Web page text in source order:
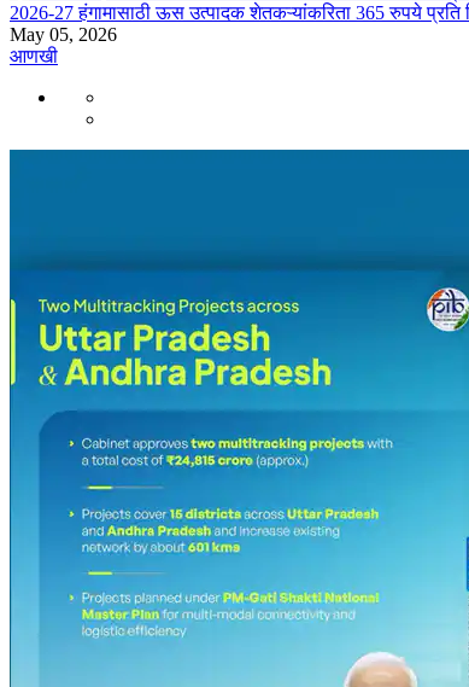
2026-27 हंगामासाठी ऊस उत्पादक शेतकऱ्यांकरिता 365 रुपये
May 05, 2026
आणखी